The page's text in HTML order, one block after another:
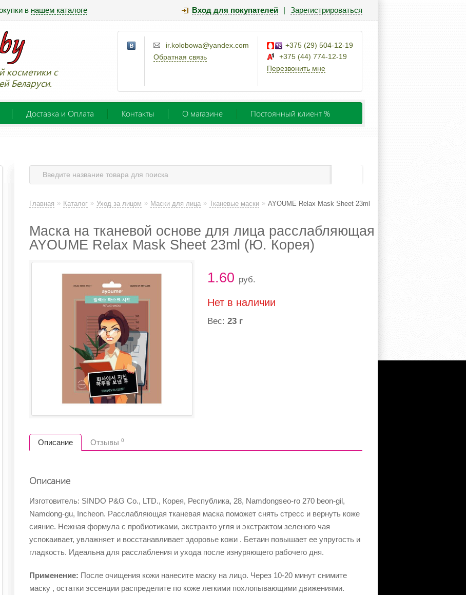
в нашем каталоге Вход для покупателей | Зарегистрироваться
косметики с
Беларуси.
ir.kolobowa@yandex.com
Обратная связь
+375 (29) 504-12-19
+375 (44) 774-12-19
Перезвонить мне
Доставка и Оплата Контакты О магазине Постоянный клиент %
Главная » Каталог » Уход за лицом » Маски для лица » Тканевые маски » AYOUME Relax Mask Sheet 23ml
Маска на тканевой основе для лица расслабляющая
AYOUME Relax Mask Sheet 23ml (Ю. Корея)
1.60 руб.
Нет в наличии
Вес: 23 г
Описание Отзывы 0
Описание
Изготовитель: SINDO P&G Co., LTD., Корея, Республика, 28, Namdongseo-ro 270 beon-gil,
Namdong-gu, Incheon. Расслабляющая тканевая маска поможет снять стресс и вернуть коже
сияние. Нежная формула с пробиотиками, экстракто угля и экстрактом зеленого чая
успокаивает, увлажняет и восстанавливает здоровье кожи . Бетаин повышает ее упругость и
гладкость. Идеальна для расслабления и ухода после изнуряющего рабочего дня.
Применение: После очищения кожи нанесите маску на лицо. Через 10-20 минут снимите
маску , остатки эссенции распределите по коже легкими похлопывающими движениями.